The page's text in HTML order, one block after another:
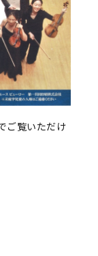
ご覧いただけ